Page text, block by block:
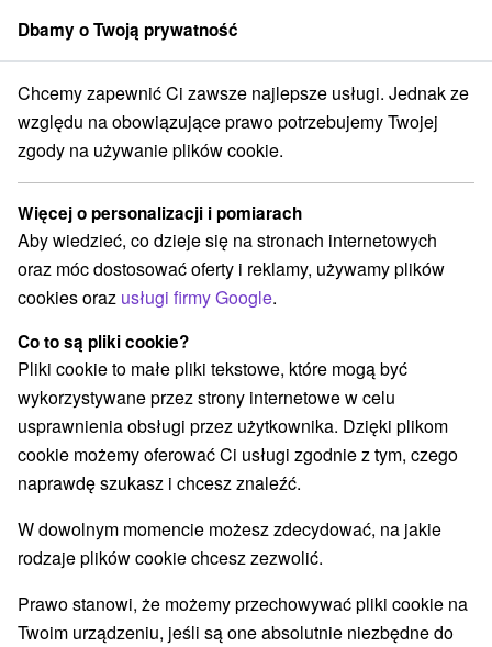
członek grupySorger
kraj Číž Uzdrowisko Číž Wellness i leczenie seniorów 60+
Wellness i leczenie seniorów 60+
Uzdrowisko Číž
Wybierz datę
Przejdź do lokalizacji
8,5 doskonały·186 recenzji
Dbamy o Twoją prywatność
Chcemy zapewnić Ci zawsze najlepsze usługi. Jednak ze
względu na obowiązujące prawo potrzebujemy Twojej
zgody na używanie plików cookie.
Więcej o personalizacji i pomiarach
Aby wiedzieć, co dzieje się na stronach internetowych
oraz móc dostosować oferty i reklamy, używamy plików
cookies oraz usługi firmy Google.
Co to są pliki cookie?
Pliki cookie to małe pliki tekstowe, które mogą być
wykorzystywane przez strony internetowe w celu
usprawnienia obsługi przez użytkownika. Dzięki plikom
cookie możemy oferować Ci usługi zgodnie z tym, czego
naprawdę szukasz i chcesz znaleźć.
W dowolnym momencie możesz zdecydować, na jakie
rodzaje plików cookie chcesz zezwolić.
Prawo stanowi, że możemy przechowywać pliki cookie na
Twoim urządzeniu, jeśli są one absolutnie niezbędne do